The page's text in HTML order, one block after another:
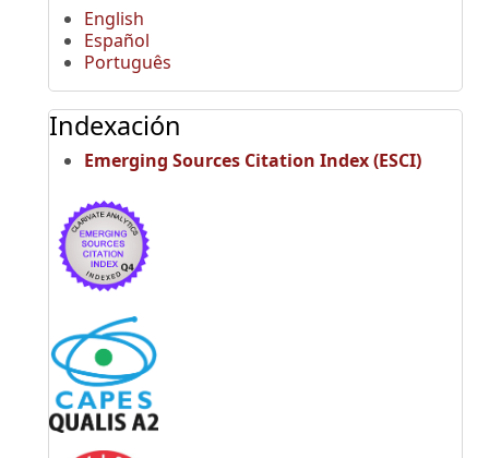
English
Español
Português
Indexación
Emerging Sources Citation Index (ESCI)